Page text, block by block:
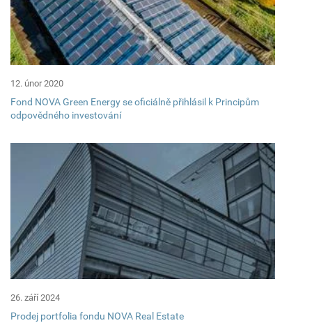
12. únor 2020
Fond NOVA Green Energy se oficiálně přihlásil k Principům
odpovědného investování
26. září 2024
Prodej portfolia fondu NOVA Real Estate